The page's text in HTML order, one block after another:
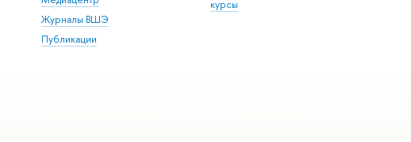
Журналы ВШЭ
Публикации
курсы